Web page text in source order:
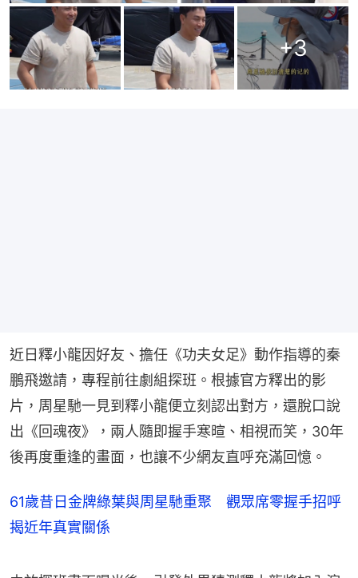
+3
近日釋小龍因好友、擔任《功夫女足》動作指導的秦
鵬飛邀請，專程前往劇組探班。根據官方釋出的影
片，周星馳一見到釋小龍便立刻認出對方，還脫口說
出《回魂夜》，兩人隨即握手寒暄、相視而笑，30年
後再度重逢的畫面，也讓不少網友直呼充滿回憶。
61歲昔日金牌綠葉與周星馳重聚 觀眾席零握手招呼
揭近年真實關係